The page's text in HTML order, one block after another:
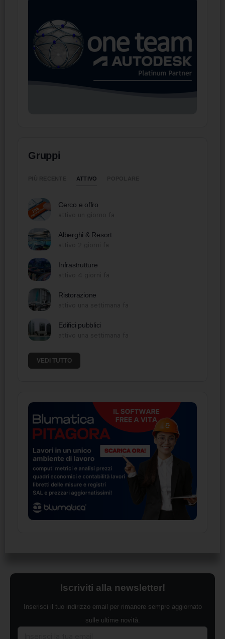
Gruppi
ATTIVO
Cerco e offro
Alberghi & Resort
Infrastrutture
Ristorazione
Edifici pubblici
VEDI TUTTO
Iscriviti alla newsletter!
Inserisci il tuo indirizzo email per rimanere sempre aggiornato
sulle ultime novità.